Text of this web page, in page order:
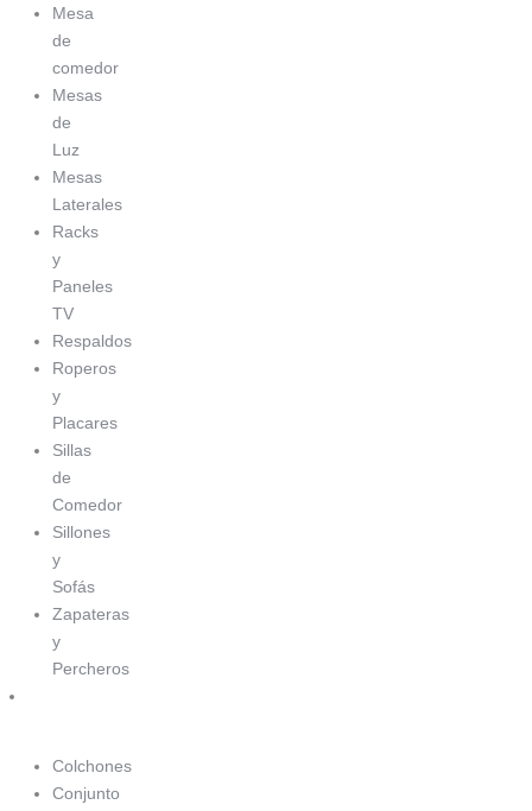
Mesa
de
comedor
Mesas
de
Luz
Mesas
Laterales
Racks
y
Paneles
TV
Respaldos
Roperos
y
Placares
Sillas
de
Comedor
Sillones
y
Sofás
Zapateras
y
Percheros
Colchones
Conjunto